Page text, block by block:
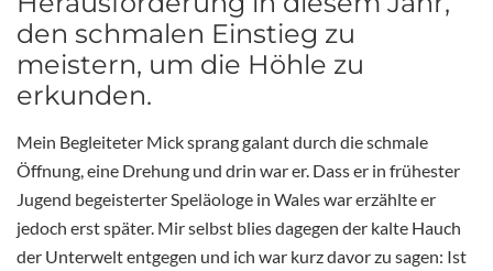
den schmalen Einstieg zu
meistern, um die Höhle zu
erkunden.
Mein Begleiteter Mick sprang galant durch die schmale
Öffnung, eine Drehung und drin war er. Dass er in frühester
Jugend begeisterter Speläologe in Wales war erzählte er
jedoch erst später. Mir selbst blies dagegen der kalte Hauch
der Unterwelt entgegen und ich war kurz davor zu sagen: Ist